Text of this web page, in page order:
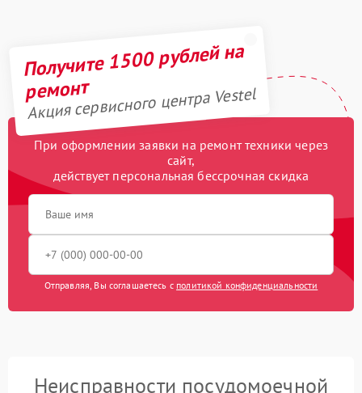
Получите 1500 рублей на
ремонт
Акция сервисного центра Vestel
При оформлении заявки на ремонт техники через
сайт,
действует персональная бессрочная скидка
Отправляя, Вы соглашаетесь с политикой конфиденциальности
Неисправности посудомоечной